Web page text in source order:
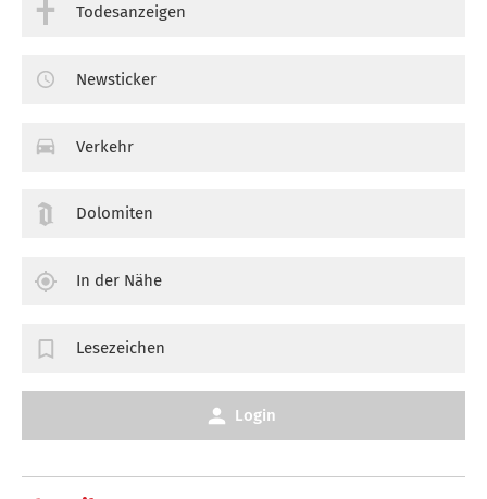
Todesanzeigen
Newsticker
Verkehr
Dolomiten
In der Nähe
Lesezeichen
Login